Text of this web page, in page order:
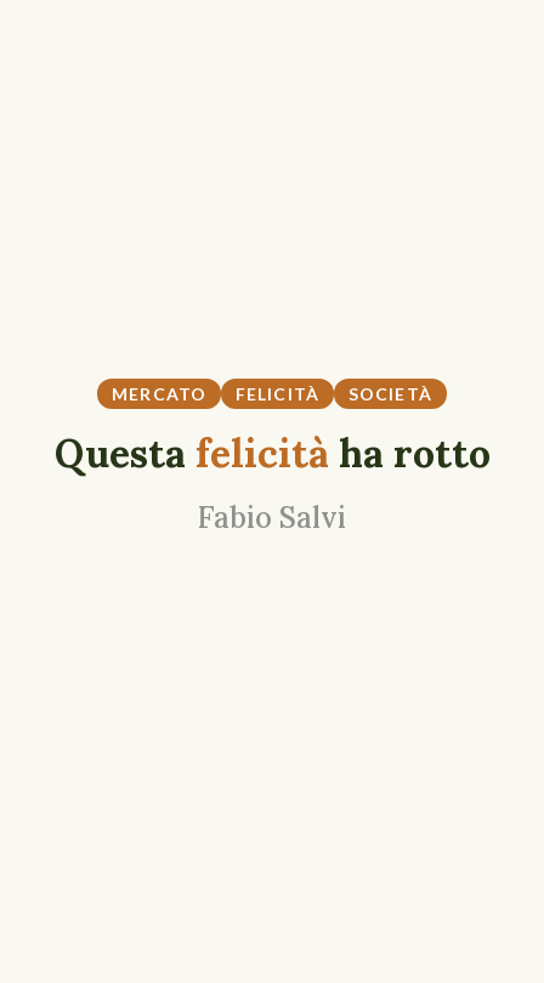
MERCATO FELICITÀ SOCIETÀ
Questa felicità ha rotto
Fabio Salvi